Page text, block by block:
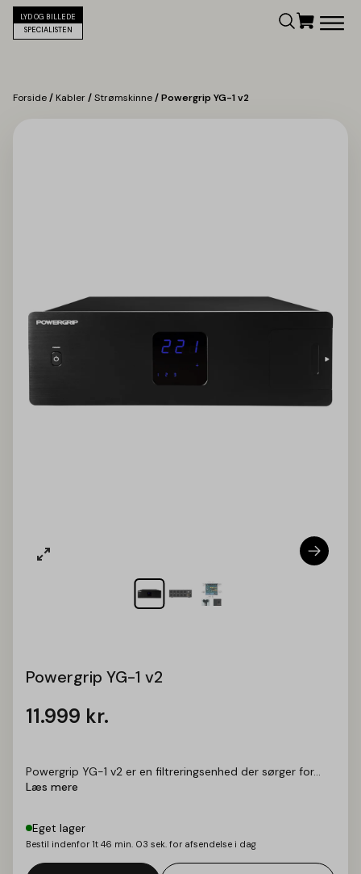
LYD OG BILLEDE
SPECIALISTEN
Forside/ Kabler/Strømskinne/ Powergrip YG-1 v2
Powergrip YG-1 v2
11.999 kr.
Powergrip YG-1 v2 er en filtreringsenhed der sørger for...
Læs mere
Eget lager
Bestil indenfor 1t 46 min. 03 sek. for afsendelse i dag